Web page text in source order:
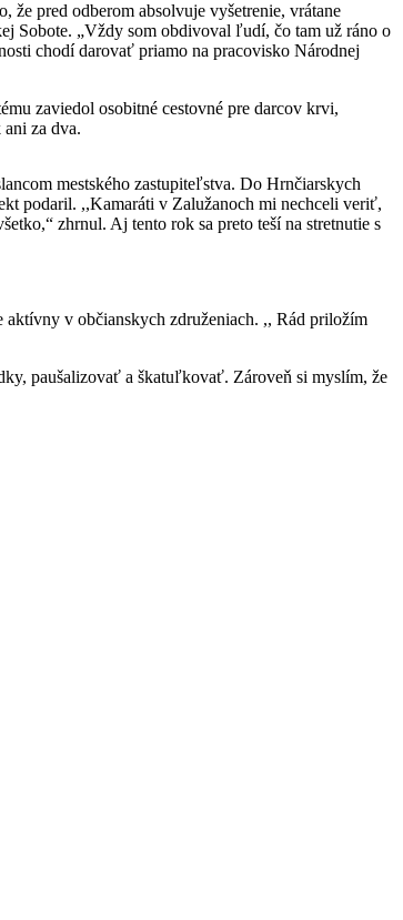
že pred odberom absolvuje vyšetrenie, vrátane
Sobote. „Vždy som obdivoval ľudí, čo tam už ráno o
chodí darovať priamo na pracovisko Národnej
zaviedol osobitné cestovné pre darcov krvi,
za dva.
mestského zastupiteľstva. Do Hrnčiarskych
podaril. ,,Kamaráti v Zalužanoch mi nechceli veriť,
zhrnul. Aj tento rok sa preto teší na stretnutie s
v občianskych združeniach. ,, Rád priložím
paušalizovať a škatuľkovať. Zároveň si myslím, že